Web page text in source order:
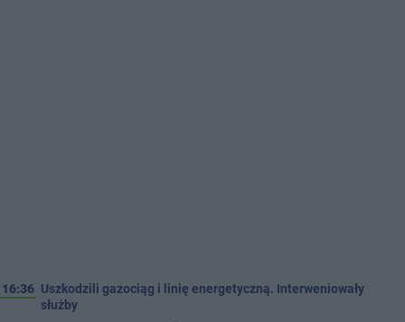
16:36 Uszkodzili gazociąg i linię energetyczną. Interweniowały
służby